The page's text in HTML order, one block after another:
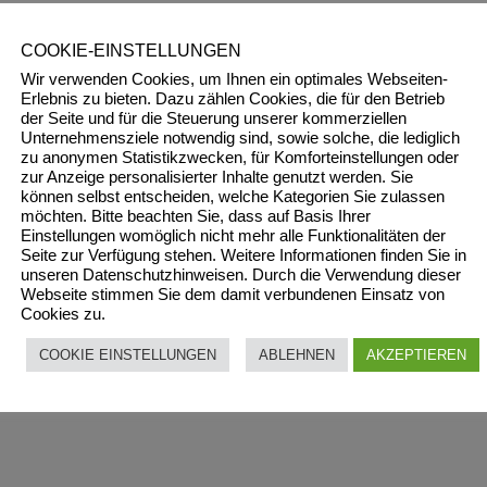
Billigstbieter
Wohnen
dann auch noch die Verklebung mit Sprühklebern
sprechen. Beziehungsweise war in diesem Fall
Verklebung aufgerissen. Ein unkalkulierbares
Anbeginn an luftundicht. Schäden durch
und Schimmelpilzbefall an der Dämmung sind damit
nach der Luftdichtheitsmessung.
COOKIE-EINSTELLUNGEN
Wir verwenden Cookies, um Ihnen ein optimales Webseiten-
Erlebnis zu bieten. Dazu zählen Cookies, die für den Betrieb
der Seite und für die Steuerung unserer kommerziellen
Unternehmensziele notwendig sind, sowie solche, die lediglich
zu anonymen Statistikzwecken, für Komforteinstellungen oder
zur Anzeige personalisierter Inhalte genutzt werden. Sie
können selbst entscheiden, welche Kategorien Sie zulassen
möchten. Bitte beachten Sie, dass auf Basis Ihrer
Einstellungen womöglich nicht mehr alle Funktionalitäten der
Seite zur Verfügung stehen. Weitere Informationen finden Sie in
unseren Datenschutzhinweisen. Durch die Verwendung dieser
Webseite stimmen Sie dem damit verbundenen Einsatz von
Cookies zu.
COOKIE EINSTELLUNGEN ABLEHNEN AKZEPTIEREN